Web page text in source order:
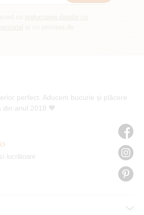
perfect. Aducem bucurie și plăcere
din anul 2018 🧡
lucrătoare